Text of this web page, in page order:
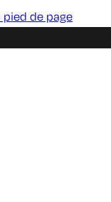
pied de page